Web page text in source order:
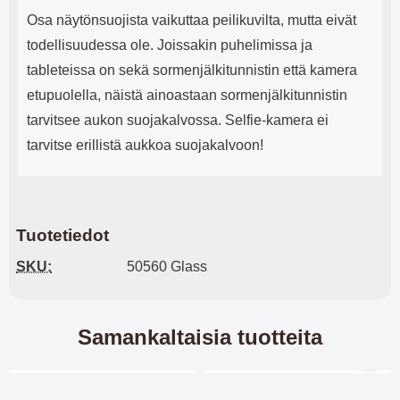
Osa näytönsuojista vaikuttaa peilikuvilta, mutta eivät
todellisuudessa ole. Joissakin puhelimissa ja
tableteissa on sekä sormenjälkitunnistin että kamera
etupuolella, näistä ainoastaan sormenjälkitunnistin
tarvitsee aukon suojakalvossa. Selfie-kamera ei
tarvitse erillistä aukkoa suojakalvoon!
Tuotetiedot
SKU: 50560 Glass
Samankaltaisia tuotteita